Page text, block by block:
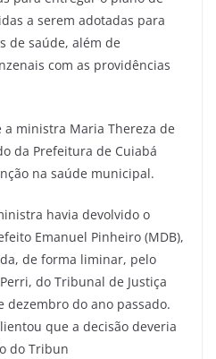
a serem adotadas para
de saúde, além de
com as providências
a ministra Maria Thereza de
da Prefeitura de Cuiabá
na saúde municipal.
havia devolvido o
Emanuel Pinheiro (MDB),
de forma liminar, pelo
do Tribunal de Justiça
dezembro do ano passado.
que a decisão deveria
do Tribun